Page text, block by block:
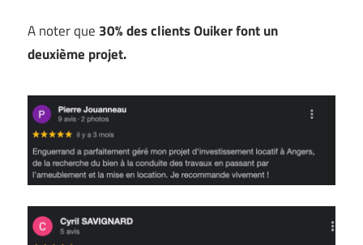
A noter que 30% des clients Ouiker font un
deuxième projet.